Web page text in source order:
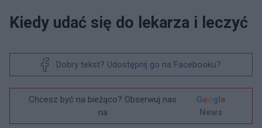
Kiedy udać się do lekarza i leczyć
Dobry tekst? Udostępnij go na Facebooku?
Chcesz być na bieżąco? Obserwuj nas
na
Google
News